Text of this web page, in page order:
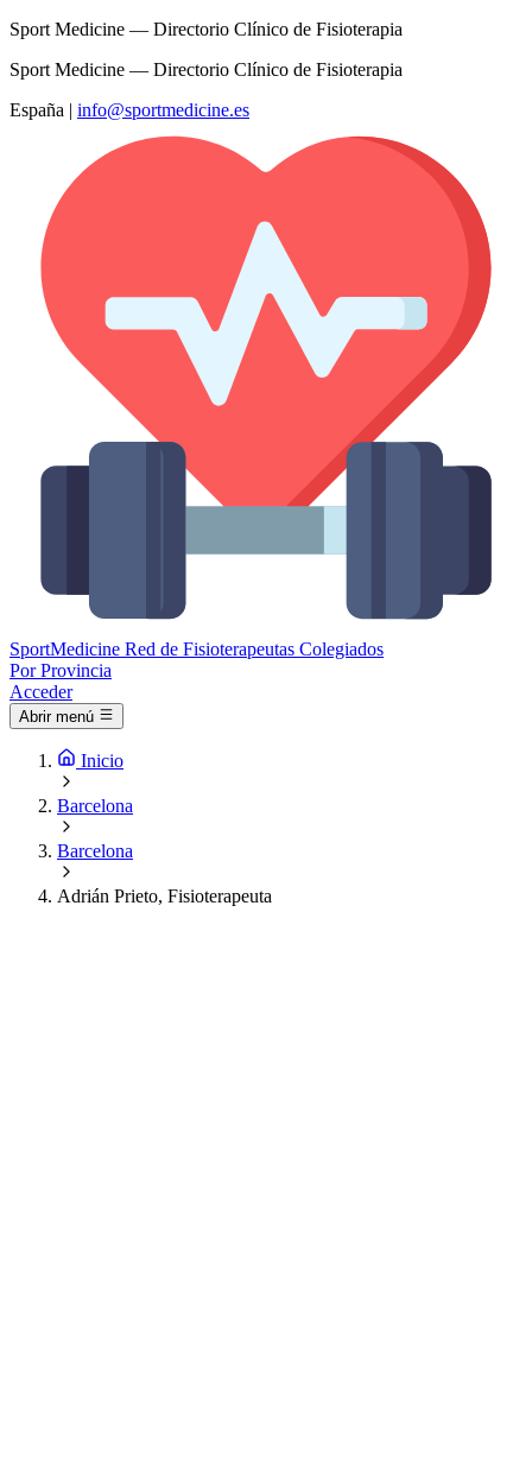
Sport Medicine — Directorio Clínico de Fisioterapia
Sport Medicine — Directorio Clínico de Fisioterapia
España | info@sportmedicine.es
SportMedicine Red de Fisioterapeutas Colegiados
Por Provincia
Acceder
Abrir menú
Inicio
Barcelona
Barcelona
Adrián Prieto, Fisioterapeuta